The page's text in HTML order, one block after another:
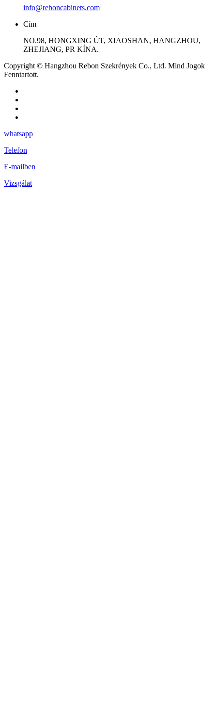
info@reboncabinets.com
Cím
NO.98, HONGXING ÚT, XIAOSHAN, HANGZHOU,
ZHEJIANG, PR KÍNA.
Copyright © Hangzhou Rebon Szekrények Co., Ltd. Mind Jogok
Fenntartott.
whatsapp
Telefon
E-mailben
Vizsgálat